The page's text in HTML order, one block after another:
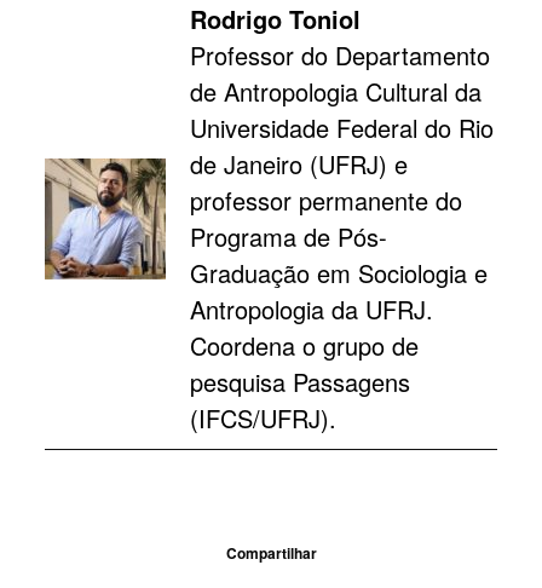
Rodrigo Toniol
Professor do Departamento
de Antropologia Cultural da
Universidade Federal do Rio
de Janeiro (UFRJ) e
professor permanente do
Programa de Pós-
Graduação em Sociologia e
Antropologia da UFRJ.
Coordena o grupo de
pesquisa Passagens
(IFCS/UFRJ).
Compartilhar